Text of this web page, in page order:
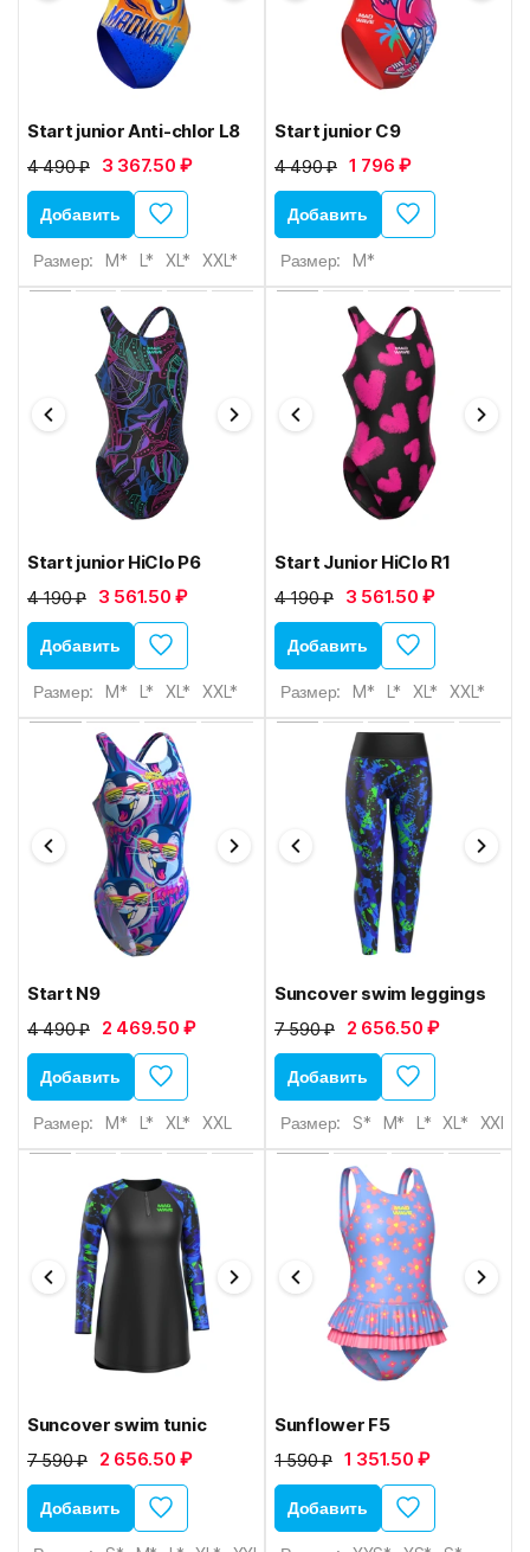
Start junior Anti-chlor L8
4 490 ₽ 3 367.50 ₽
Добавить
Размер: M* L* XL* XXL*
Start junior C9
4 490 ₽ 1 796 ₽
Добавить
Размер: M*
Start junior HiClo P6
4 190 ₽ 3 561.50 ₽
Добавить
Размер: M* L* XL* XXL*
Start Junior HiClo R1
4 190 ₽ 3 561.50 ₽
Добавить
Размер: M* L* XL* XXL*
Start N9
4 490 ₽ 2 469.50 ₽
Добавить
Размер: M* L* XL* XXL
Suncover swim leggings
7 590 ₽ 2 656.50 ₽
Добавить
Размер: S* M* L* XL* XXL*
Suncover swim tunic
7 590 ₽ 2 656.50 ₽
Добавить
Sunflower F5
1 590 ₽ 1 351.50 ₽
Добавить